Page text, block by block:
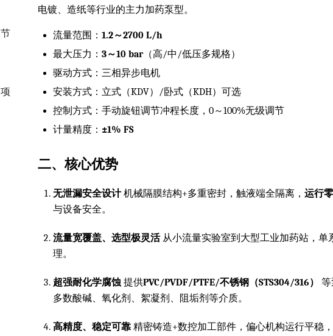
电镀、造纸等行业的主力加药泵型。
流量范围：1.2～2700 L/h
最大压力：3～10 bar（高/中/低压多规格）
驱动方式：三相异步电机
安装方式：立式（KDV）/卧式（KDH）可选
控制方式：手动旋钮调节冲程长度，0～100%无级调节
计量精度： ±1% FS
二、核心优势
无泄漏安全设计机械隔膜结构+多重密封，触液端全隔离，运行
与设备安全。
流量宽覆盖、选型极灵活从小流量实验室到大型工业加药站，单
理。
超强耐化学腐蚀 提供PVC/PVDF/PTFE/不锈钢（STS304/316）
等
多数酸碱、氧化剂、絮凝剂、阻垢剂等介质。
高精度、稳定可靠 精密铸造+数控加工部件，偏心机构运行平稳